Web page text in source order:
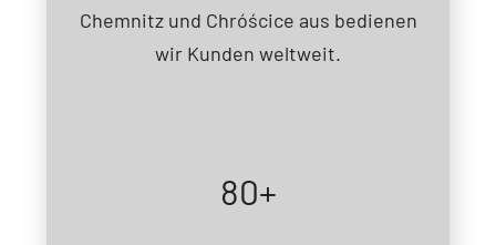
Chemnitz und Chróścice aus bedienen
wir Kunden weltweit.
80+